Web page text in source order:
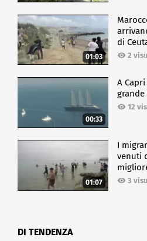
01:03
di
2
00:33
A
12
01:07
I
venuti
3
DI TENDENZA